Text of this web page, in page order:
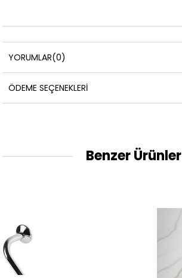
YORUMLAR(0)
ÖDEME SEÇENEKLERI
Benzer Ürünler